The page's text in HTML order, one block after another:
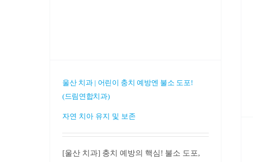
울산 치과 | 어린이 충치 예방엔 불소 도포!
(드림연합치과)
자연 치아 유지 및 보존
[울산 치과] 충치 예방의 핵심! 불소 도포,